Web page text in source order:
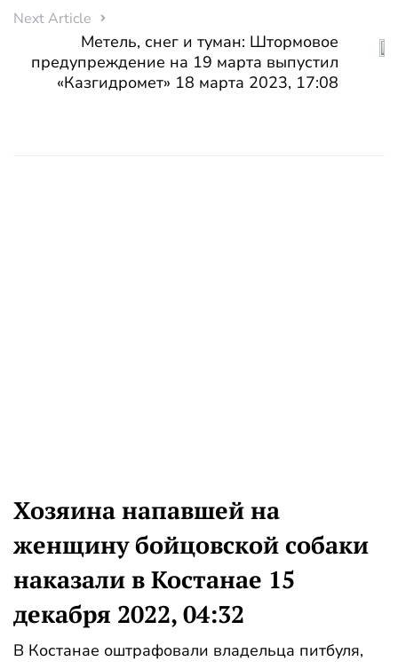
Next Article
Метель, снег и туман: Штормовое
предупреждение на 19 марта выпустил
«Казгидромет» 18 марта 2023, 17:08
Хозяина напавшей на
женщину бойцовской собаки
наказали в Костанае 15
декабря 2022, 04:32
В Костанае оштрафовали владельца питбуля,